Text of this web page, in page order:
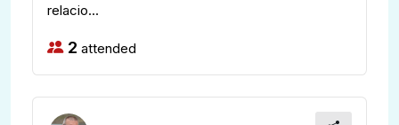
relacio...
2 attended